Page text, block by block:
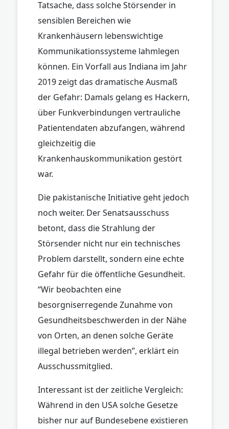
Tatsache, dass solche Störsender in
sensiblen Bereichen wie
Krankenhäusern lebenswichtige
Kommunikationssysteme lahmlegen
können. Ein Vorfall aus Indiana im Jahr
2019 zeigt das dramatische Ausmaß
der Gefahr: Damals gelang es Hackern,
über Funkverbindungen vertrauliche
Patientendaten abzufangen, während
gleichzeitig die
Krankenhauskommunikation gestört
war.
Die pakistanische Initiative geht jedoch
noch weiter. Der Senatsausschuss
betont, dass die Strahlung der
Störsender nicht nur ein technisches
Problem darstellt, sondern eine echte
Gefahr für die öffentliche Gesundheit.
“Wir beobachten eine
besorgniserregende Zunahme von
Gesundheitsbeschwerden in der Nähe
von Orten, an denen solche Geräte
illegal betrieben werden”, erklärt ein
Ausschussmitglied.
Interessant ist der zeitliche Vergleich:
Während in den USA solche Gesetze
bisher nur auf Bundesebene existieren